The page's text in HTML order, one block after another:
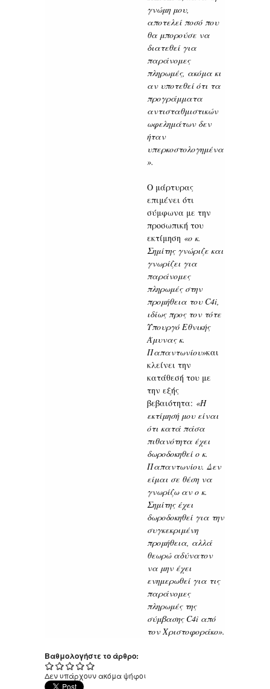
γνώμη μου,
αποτελεί ποσό που
θα μπορούσε να
διατεθεί για
παράνομες
πληρωμές, ακόμα κι
αν υποτεθεί ότι τα
προγράμματα
αντισταθμιστικών
ωφελημάτων δεν
ήταν
υπερκοστολογημένα
».
Ο μάρτυρας
επιμένει ότι
σύμφωνα με την
προσωπική του
εκτίμηση «ο κ.
Σημίτης γνώριζε και
γνωρίζει για
παράνομες
πληρωμές στην
προμήθεια του C4i,
ιδίως προς τον τότε
Υπουργό Εθνικής
Άμυνας κ.
Παπαντωνίου»και
κλείνει την
κατάθεσή του με
την εξής
βεβαιότητα: «Η
εκτίμησή μου είναι
ότι κατά πάσα
πιθανότητα έχει
δωροδοκηθεί ο κ.
Παπαντωνίου. Δεν
είμαι σε θέση να
γνωρίζω αν ο κ.
Σημίτης έχει
δωροδοκηθεί για την
συγκεκριμένη
προμήθεια, αλλά
θεωρώ αδύνατον
να μην έχει
ενημερωθεί για τις
παράνομες
πληρωμές της
σύμβασης C4i από
τον Χριστοφοράκο».
Βαθμολογήστε το άρθρο:
Δεν υπάρχουν ακόμα ψήφοι